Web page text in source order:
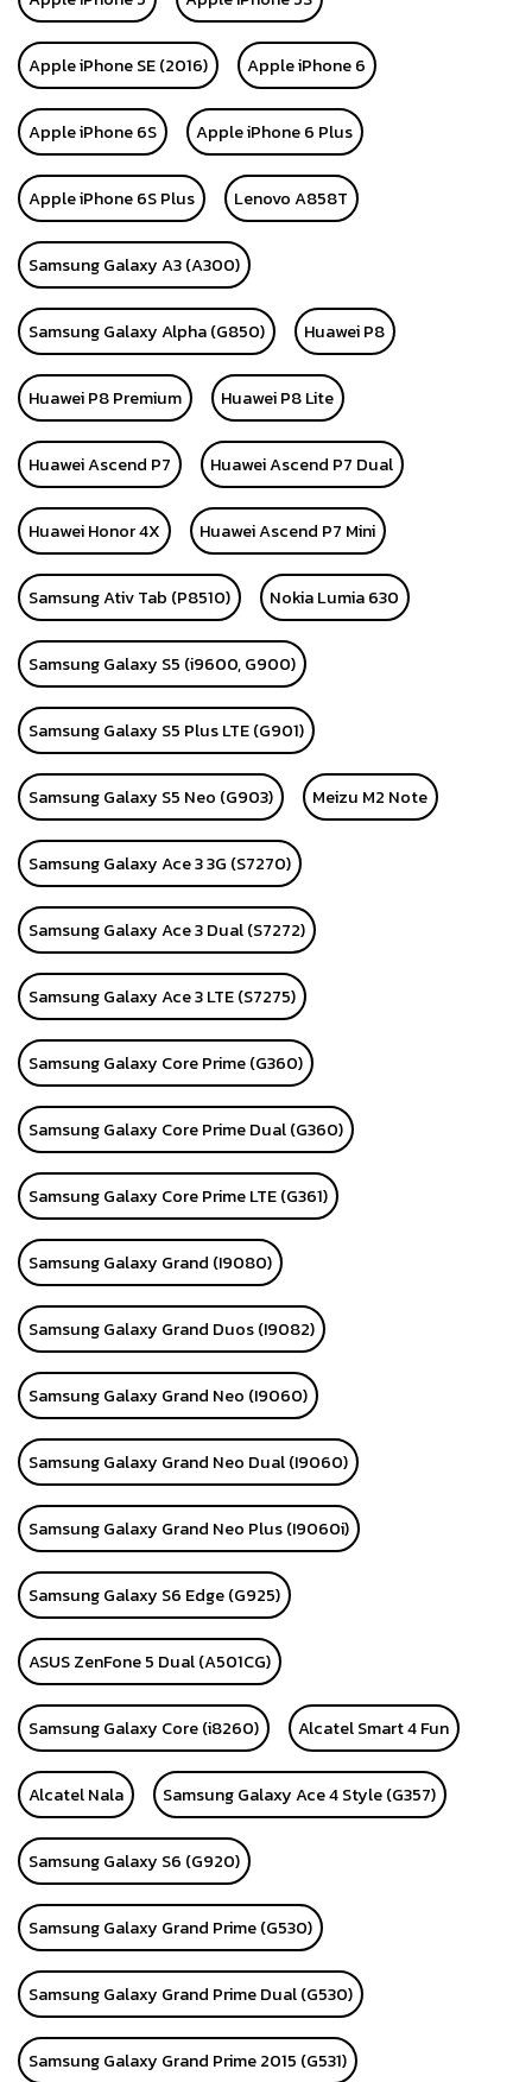
Apple iPhone SE (2016) Apple iPhone 6
Apple iPhone 6S Apple iPhone 6 Plus
Apple iPhone 6S Plus Lenovo A858T
Samsung Galaxy A3 (A300)
Samsung Galaxy Alpha (G850) Huawei P8
Huawei P8 Premium Huawei P8 Lite
Huawei Ascend P7 Huawei Ascend P7 Dual
Huawei Honor 4X Huawei Ascend P7 Mini
Samsung Ativ Tab (P8510) Nokia Lumia 630
Samsung Galaxy S5 (i9600, G900)
Samsung Galaxy S5 Plus LTE (G901)
Samsung Galaxy S5 Neo (G903) Meizu M2 Note
Samsung Galaxy Ace 3 3G (S7270)
Samsung Galaxy Ace 3 Dual (S7272)
Samsung Galaxy Ace 3 LTE (S7275)
Samsung Galaxy Core Prime (G360)
Samsung Galaxy Core Prime Dual (G360)
Samsung Galaxy Core Prime LTE (G361)
Samsung Galaxy Grand (I9080)
Samsung Galaxy Grand Duos (I9082)
Samsung Galaxy Grand Neo (I9060)
Samsung Galaxy Grand Neo Dual (I9060)
Samsung Galaxy Grand Neo Plus (I9060i)
Samsung Galaxy S6 Edge (G925)
ASUS ZenFone 5 Dual (A501CG)
Samsung Galaxy Core (i8260) Alcatel Smart 4 Fun
Alcatel Nala Samsung Galaxy Ace 4 Style (G357)
Samsung Galaxy S6 (G920)
Samsung Galaxy Grand Prime (G530)
Samsung Galaxy Grand Prime Dual (G530)
Samsung Galaxy Grand Prime 2015 (G531)